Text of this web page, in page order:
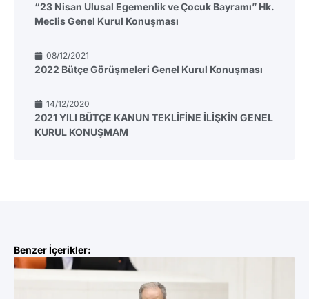
“23 Nisan Ulusal Egemenlik ve Çocuk Bayramı” Hk.
Meclis Genel Kurul Konuşması
08/12/2021
2022 Bütçe Görüşmeleri Genel Kurul Konuşması
14/12/2020
2021 YILI BÜTÇE KANUN TEKLİFİNE İLİŞKİN GENEL
KURUL KONUŞMAM
Benzer İçerikler: